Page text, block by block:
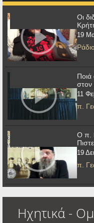
Οι
19
Ποιά
στον
11
π.
Ο π.
19
π.
Ηχητικά -